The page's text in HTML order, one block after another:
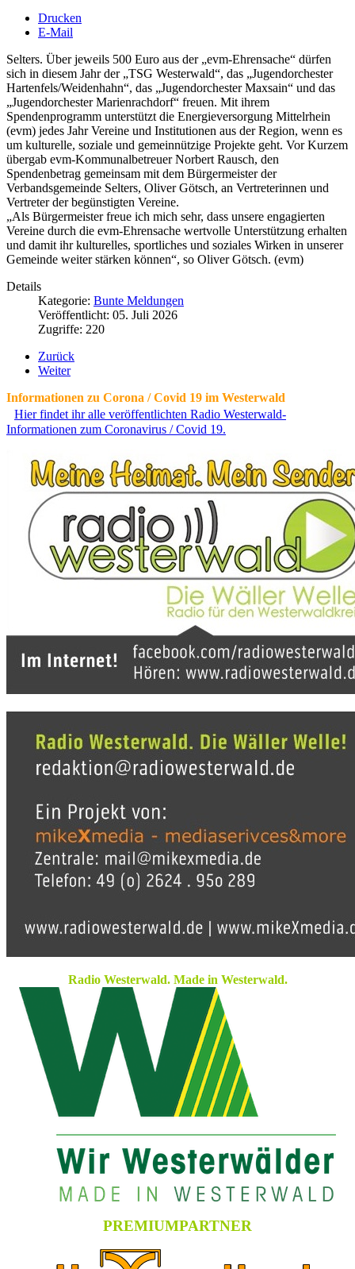
Drucken
E-Mail
Selters. Über jeweils 500 Euro aus der „evm-Ehrensache“ dürfen
sich in diesem Jahr der „TSG Westerwald“, das „Jugendorchester
Hartenfels/Weidenhahn“, das „Jugendorchester Maxsain“ und das
„Jugendorchester Marienrachdorf“ freuen. Mit ihrem
Spendenprogramm unterstützt die Energieversorgung Mittelrhein
(evm) jedes Jahr Vereine und Institutionen aus der Region, wenn es
um kulturelle, soziale und gemeinnützige Projekte geht. Vor Kurzem
übergab evm-Kommunalbetreuer Norbert Rausch, den
Spendenbetrag gemeinsam mit dem Bürgermeister der
Verbandsgemeinde Selters, Oliver Götsch, an Vertreterinnen und
Vertreter der begünstigten Vereine.
„Als Bürgermeister freue ich mich sehr, dass unsere engagierten
Vereine durch die evm‑Ehrensache wertvolle Unterstützung erhalten
und damit ihr kulturelles, sportliches und soziales Wirken in unserer
Gemeinde weiter stärken können“, so Oliver Götsch. (evm)
Details
Kategorie: Bunte Meldungen
Veröffentlicht: 05. Juli 2026
Zugriffe: 220
Zurück
Weiter
Informationen zu Corona / Covid 19 im Westerwald
Hier findet ihr alle veröffentlichten Radio Westerwald-
Informationen zum Coronavirus / Covid 19.
Radio Westerwald. Made in Westerwald.
PREMIUMPARTNER